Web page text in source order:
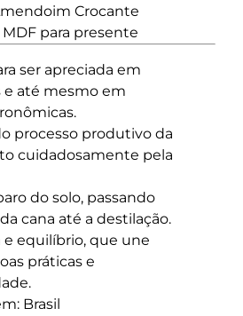
Crocante
para presente
ser apreciada em
e até mesmo em
processo produtivo da
cuidadosamente pela
do solo, passando
cana até a destilação.
e equilíbrio, que une
práticas e
Brasil